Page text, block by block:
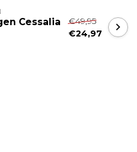
Cessalia
€49,95
€24,97